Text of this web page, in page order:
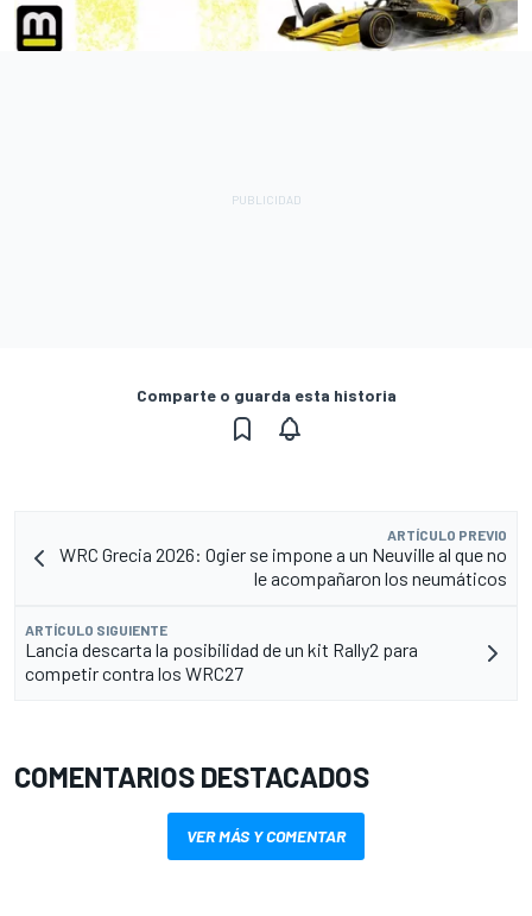
Comparte o guarda esta historia
ARTÍCULO PREVIO
WRC Grecia 2026: Ogier se impone a un Neuville al que no
le acompañaron los neumáticos
ARTÍCULO SIGUIENTE
Lancia descarta la posibilidad de un kit Rally2 para
competir contra los WRC27
COMENTARIOS DESTACADOS
VER MÁS Y COMENTAR